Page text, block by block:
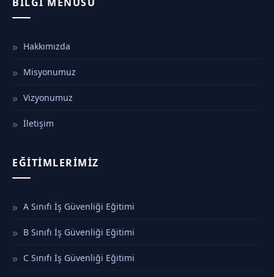
Hakkımızda
Misyonumuz
Vizyonumuz
İletişim
EĞITIMLERIMIZ
A Sınıfı İş Güvenliği Eğitimi
B Sınıfı İş Güvenliği Eğitimi
C Sınıfı İş Güvenliği Eğitimi